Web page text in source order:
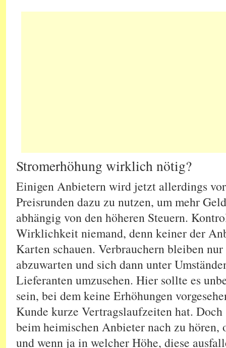
Stromerhöhung wirklich nötig?
Einigen Anbietern wird jetzt allerdings
Preisrunden dazu zu nutzen, um mehr
abhängig von den höheren Steuern.
Wirklichkeit niemand, denn keiner der
Karten schauen. Verbrauchern bleiben
abzuwarten und sich dann unter
Lieferanten umzusehen. Hier sollte es
sein, bei dem keine Erhöhungen
Kunde kurze Vertragslaufzeiten hat.
beim heimischen Anbieter nach zu hören,
und wenn ja in welcher Höhe, diese